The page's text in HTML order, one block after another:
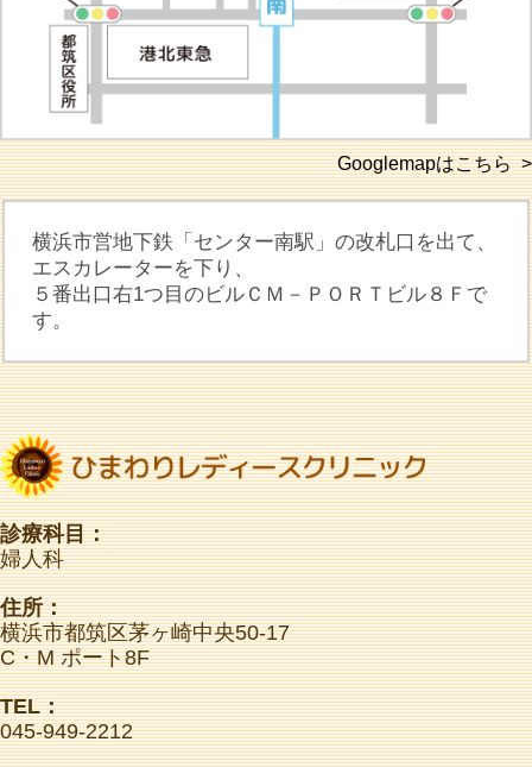
Googlemapはこちら >
横浜市営地下鉄「センター南駅」の改札口を出て、
エスカレーターを下り、
５番出口右1つ目のビルＣＭ－ＰＯＲＴビル８Ｆで
す。
診療科目：
婦人科
住所：
横浜市都筑区茅ヶ崎中央50-17
C・M ポート8F
TEL：
045-949-2212